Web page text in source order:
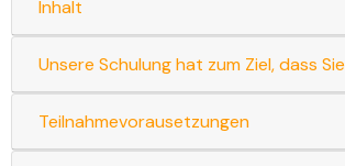
Inhalt
Unsere Schulung hat zum Ziel, dass Sie
Teilnahmevorausetzungen